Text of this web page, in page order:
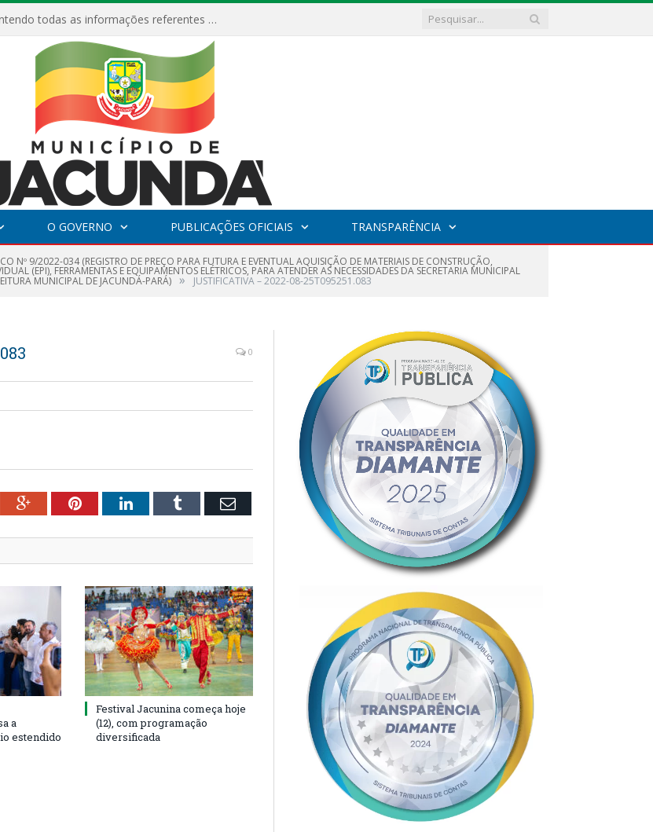
Relatórios Detalhados contendo todas as informações referentes a execução de recursos destinados ao fomento de projetos culturais no Município de Jacundá entre os anos de 2022 ao presente ano de 2026.
O GOVERNO PUBLICAÇÕES OFICIAIS TRANSPARÊNCIA
Nº 9/2022-034 (REGISTRO DE PREÇO PARA FUTURA E EVENTUAL AQUISIÇÃO DE MATERIAIS DE CONSTRUÇÃO,
(EPI), FERRAMENTAS E EQUIPAMENTOS ELÉTRICOS, PARA ATENDER AS NECESSIDADES DA SECRETARIA MUNICIPAL
MUNICIPAL DE JACUNDÁ-PARÁ) » JUSTIFICATIVA – 2022-08-25T095251.083
0
Google+PinterestLinkedInTumblr Email
a
estendido
Festival Jacunina começa hoje
(12), com programação
diversificada